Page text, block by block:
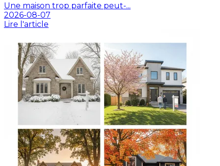
Une maison trop parfaite peut-...
2026-08-07
Lire l'article